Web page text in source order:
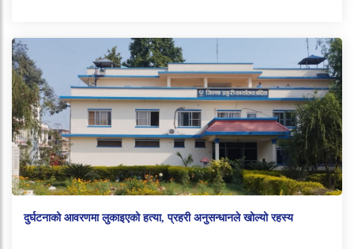
दुर्घटनाको आवरणमा लुकाइएको हत्या, प्रहरी अनुसन्धानले खोल्यो रहस्य